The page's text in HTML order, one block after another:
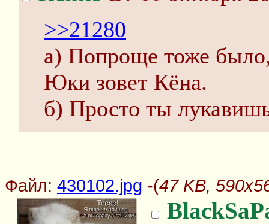
>>21280
а) Попроще тоже
Юки зовет Кёна.
б) Просто ты
Файл: 430102.jpg -(47 KB,